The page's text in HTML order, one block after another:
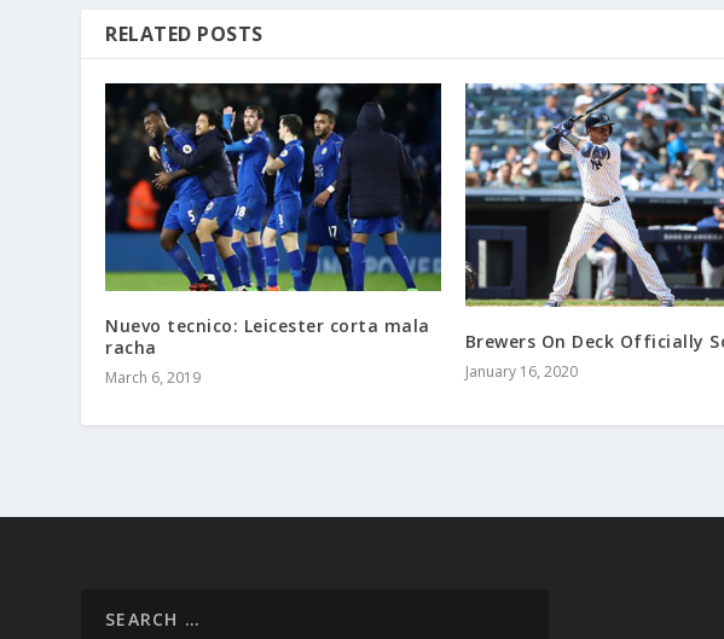
RELATED POSTS
Nuevo tecnico: Leicester corta mala
racha
March 6, 2019
Brewers On Deck Officially
January 16, 2020